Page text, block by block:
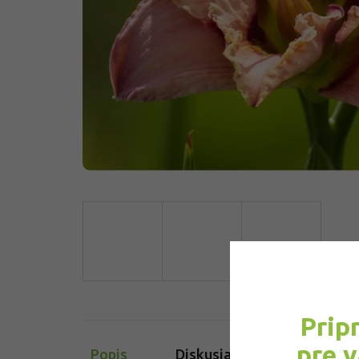
Popis Diskusia